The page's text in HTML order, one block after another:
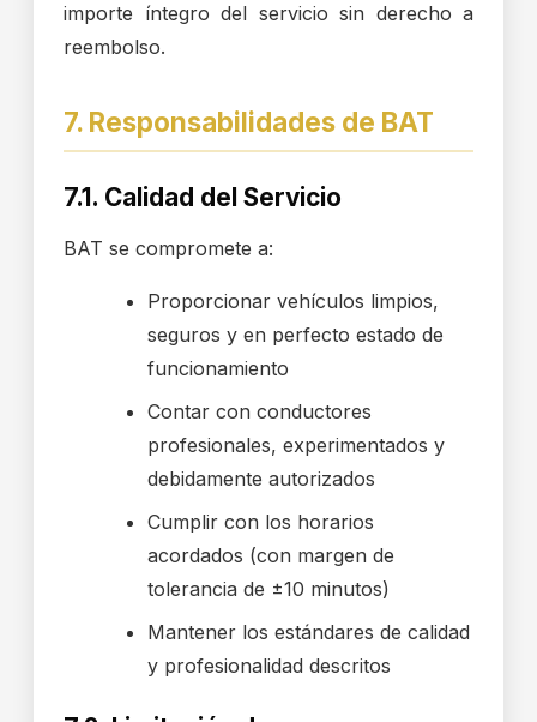
importe íntegro del servicio sin derecho a
reembolso.
7. Responsabilidades de BAT
7.1. Calidad del Servicio
BAT se compromete a:
Proporcionar vehículos limpios,
seguros y en perfecto estado de
funcionamiento
Contar con conductores
profesionales, experimentados y
debidamente autorizados
Cumplir con los horarios
acordados (con margen de
tolerancia de ±10 minutos)
Mantener los estándares de calidad
y profesionalidad descritos